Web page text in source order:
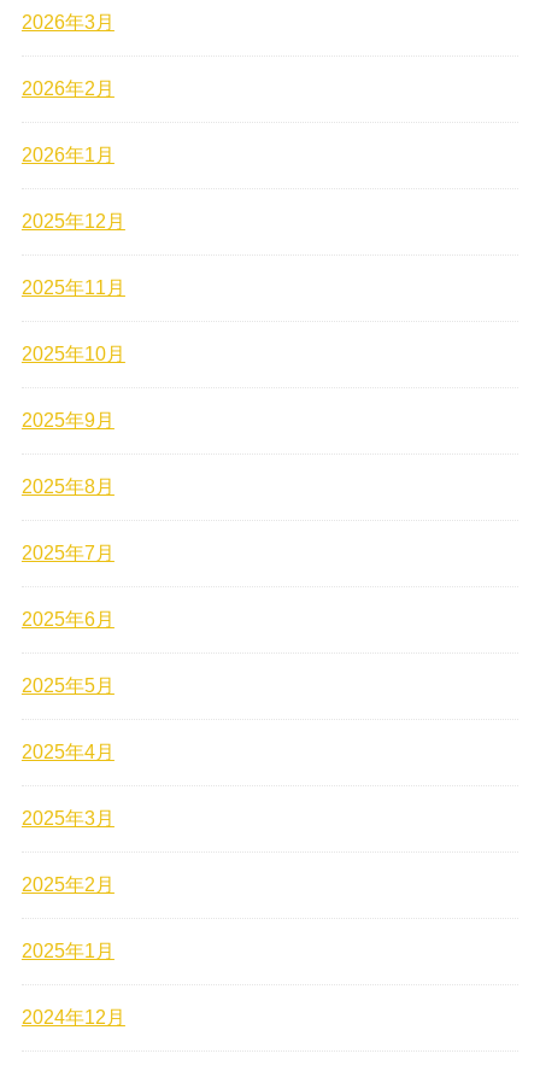
2026年3月
2026年2月
2026年1月
2025年12月
2025年11月
2025年10月
2025年9月
2025年8月
2025年7月
2025年6月
2025年5月
2025年4月
2025年3月
2025年2月
2025年1月
2024年12月